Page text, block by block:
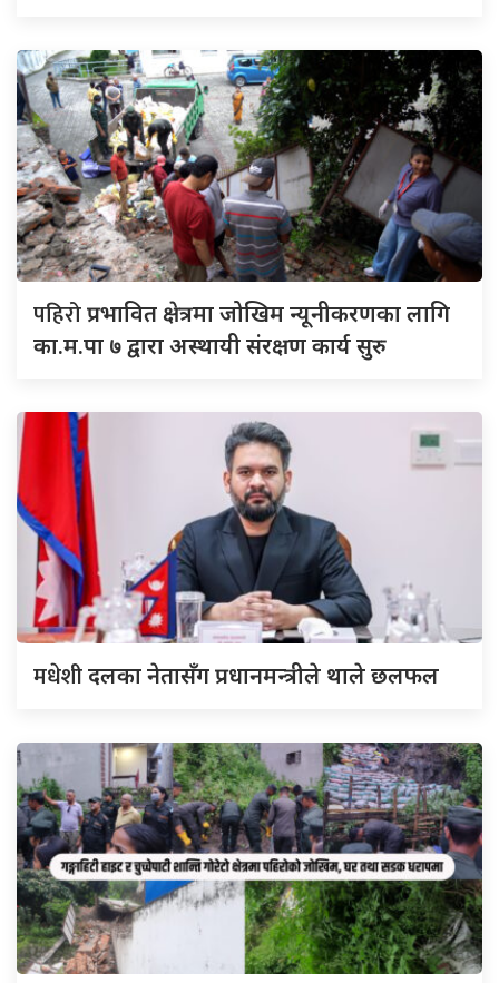
पहिरोप्रभावित क्षेत्रमा जोखिम न्यूनीकरणका लागि
का.म.पा ७ द्वारा अस्थायी संरक्षण कार्य सुरु
मधेशीदलका नेतासँग प्रधानमन्त्रीले थाले छलफल